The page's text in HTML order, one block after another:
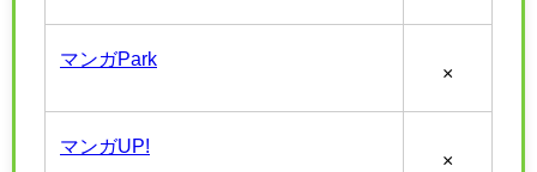
マンガPark
×
マンガUP!
×